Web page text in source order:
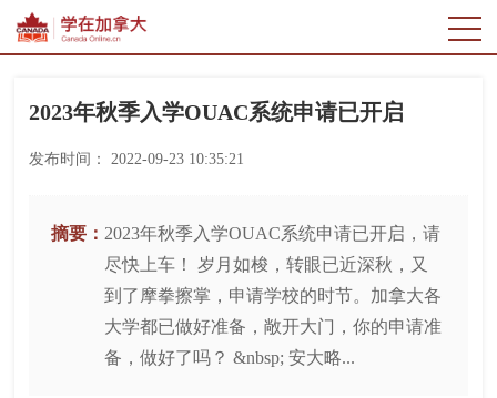
2023年秋季入学OUAC系统申请已开启
发布时间： 2022-09-23 10:35:21
摘要： 2023年秋季入学OUAC系统申请已开启，请
尽快上车！ 岁月如梭，转眼已近深秋，又
到了摩拳擦掌，申请学校的时节。加拿大各
大学都已做好准备，敞开大门，你的申请准
备，做好了吗？ &nbsp; 安大略...